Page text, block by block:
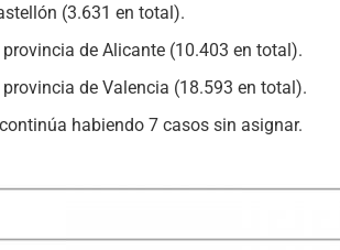
(3.631 en total).
de Alicante (10.403 en total).
de Valencia (18.593 en total).
habiendo 7 casos sin asignar.